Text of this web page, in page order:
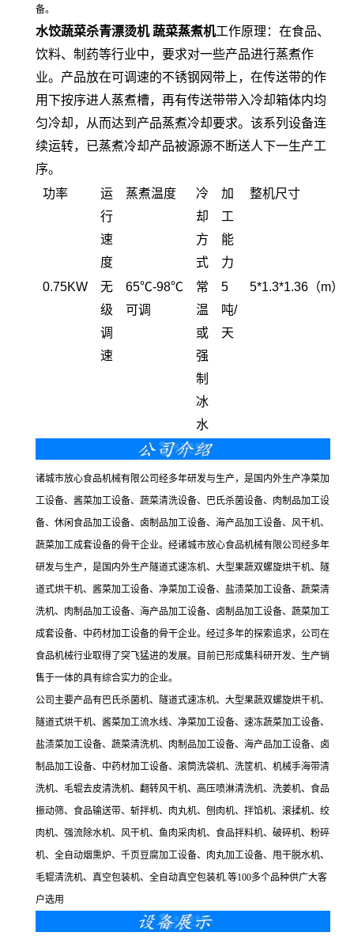
备。
水饺蔬菜杀青漂烫机 蔬菜蒸煮机工作原理：在食品、
饮料、制药等行业中，要求对一些产品进行蒸煮作
业。产品放在可调速的不锈钢网带上，在传送带的作
用下按序进人蒸煮槽，再有传送带带入冷却箱体内均
匀冷却，从而达到产品蒸煮冷却要求。该系列设备连
续运转，已蒸煮冷却产品被源源不断送人下一生产工
序。
功率
运
行
速
度
蒸煮温度
冷
却
方
式
加
工
能
力
整机尺寸
0.75KW
无
级
调
速
65℃-98℃
可调
常
温
或
强
制
冰
水
5
吨/
天
5*1.3*1.36（m）
诸城市放心食品机械有限公司经多年研发与生产，是国内外生产净菜加
工设备、酱菜加工设备、蔬菜清洗设备、巴氏杀菌设备、肉制品加工设
备、休闲食品加工设备、卤制品加工设备、海产品加工设备、风干机、
蔬菜加工成套设备的骨干企业。经诸城市放心食品机械有限公司经多年
研发与生产，是国内外生产隧道式速冻机、大型果蔬双螺旋烘干机、隧
道式烘干机、酱菜加工设备、净菜加工设备、盐渍菜加工设备、蔬菜清
洗机、肉制品加工设备、海产品加工设备、卤制品加工设备、蔬菜加工
成套设备、中药材加工设备的骨干企业。经过多年的探索追求，公司在
食品机械行业取得了突飞猛进的发展。目前已形成集科研开发、生产销
售于一体的具有综合实力的企业。
公司主要产品有巴氏杀菌机、隧道式速冻机、大型果蔬双螺旋烘干机、
隧道式烘干机、酱菜加工流水线、净菜加工设备、速冻蔬菜加工设备、
盐渍菜加工设备、蔬菜清洗机、肉制品加工设备、海产品加工设备、卤
制品加工设备、中药材加工设备、滚筒洗袋机、洗筐机、机械手海带清
洗机、毛辊去皮清洗机、翻转风干机、高压喷淋清洗机、洗姜机、食品
振动筛、食品输送带、斩拌机、肉丸机、刨肉机、拌馅机、滚揉机、绞
肉机、强流除水机、风干机、鱼肉采肉机、食品拌料机、破碎机、粉碎
机、全自动烟熏炉、千页豆腐加工设备、肉丸加工设备、甩干脱水机、
毛辊清洗机、真空包装机、全自动真空包装机.等100多个品种供广大客
户选用